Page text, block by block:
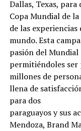
Dallas, Texas,
Copa Mundial de
de las
mundo. Esta
pasión del Mundial
permitiéndoles ser
millones de
llena de
para dos
paraguayos y sus
Mendoza, Brand